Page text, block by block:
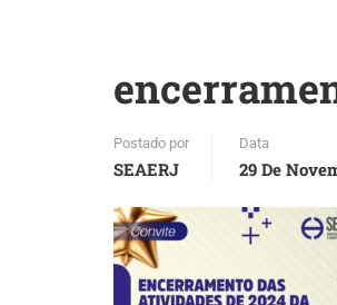
Postado por
SEAERJ
Data
29 De